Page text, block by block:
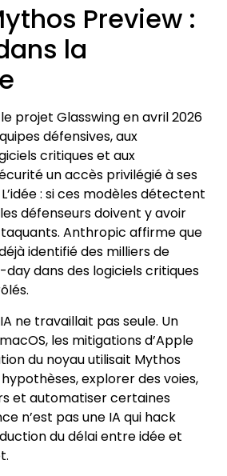
Preview :
la
projet Glasswing en avril 2026
défensives, aux
critiques et aux
un accès privilégié à ses
: si ces modèles détectent
défenseurs doivent y avoir
Anthropic affirme que
identifié des milliers de
dans des logiciels critiques
ne travaillait pas seule. Un
les mitigations d’Apple
du noyau utilisait Mythos
explorer des voies,
et automatiser certaines
n’est pas une IA qui hack
du délai entre idée et